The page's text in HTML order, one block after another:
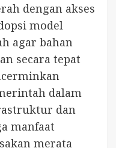
dengan akses
model
agar bahan
secara tepat
dalam
dan
manfaat
merata